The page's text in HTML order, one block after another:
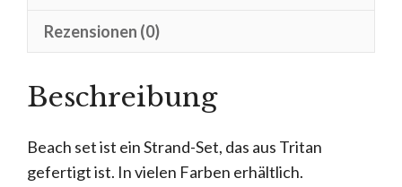
Rezensionen (0)
Beschreibung
Beach set ist ein Strand-Set, das aus Tritan
gefertigt ist. In vielen Farben erhältlich.